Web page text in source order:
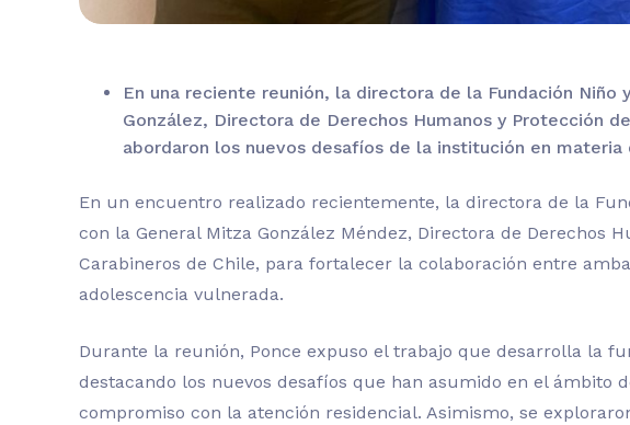
En una reciente reunión, la directora de la Fundación Niño
González, Directora de Derechos Humanos y Protección
abordaron los nuevos desafíos de la institución en
En un encuentro realizado recientemente, la directora de la
con la General Mitza González Méndez, Directora de Derechos
Carabineros de Chile, para fortalecer la colaboración entre
adolescencia vulnerada.
Durante la reunión, Ponce expuso el trabajo que desarrolla la
destacando los nuevos desafíos que han asumido en el ámbito
compromiso con la atención residencial. Asimismo, se